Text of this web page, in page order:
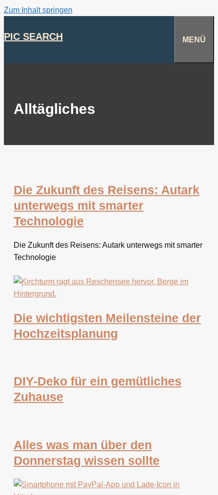
Zum Inhalt springen
PIC SEARCH MENÜ
Alltägliches
Die Zukunft des Reisens: Autark
unterwegs mit smarter
Technologie
Die Zukunft des Reisens: Autark unterwegs mit smarter
Technologie
Die wichtigsten Meilensteine der
Hochzeitsplanung
DIY-Deko für ein gemütliches
Zuhause
Alles was man über den
Donnerstag wissen sollte